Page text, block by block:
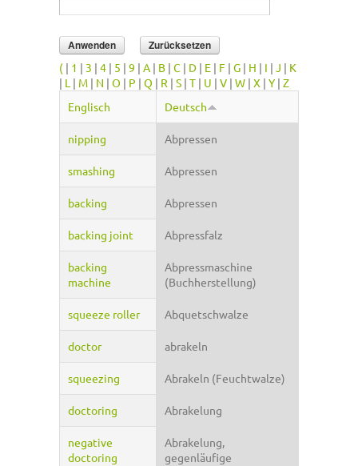
( | 1 | 3 | 4 | 5 | 9 | A | B | C | D | E | F | G | H | I | J | K
| L | M | N | O | P | Q | R | S | T | U | V | W | X | Y | Z
Englisch
Deutsch
nipping Abpressen
smashing Abpressen
backing Abpressen
backing joint Abpressfalz
backing
machine
Abpressmaschine
(Buchherstellung)
squeeze roller Abquetschwalze
doctor abrakeln
squeezing Abrakeln (Feuchtwalze)
doctoring Abrakelung
negative
doctoring
Abrakelung,
gegenläufige